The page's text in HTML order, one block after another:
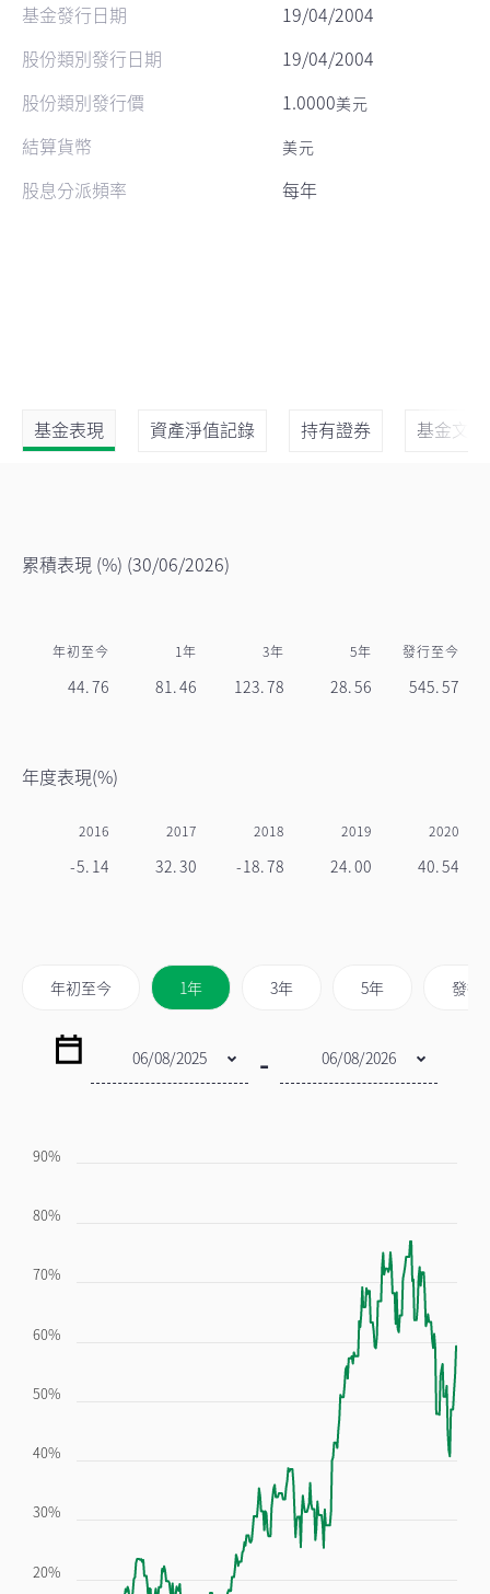
基金發行日期
19/04/2004
股份類別發行日期
19/04/2004
股份類別發行價
1.0000美元
結算貨幣 美元
股息分派頻率 每年
基金表現 資產淨值記錄 持有證券 基金文件
累積表現 (%) (30/06/2026)
年初至今
44.76
1年
81.46
3年
123.78
5年
28.56
發行至今
545.57
年度表現(%)
2016
-5.14
2017
32.30
2018
-18.78
2019
24.00
2020
40.54
年初至今 1年 3年 5年 發行
-
20%
30%
40%
50%
60%
70%
80%
90%